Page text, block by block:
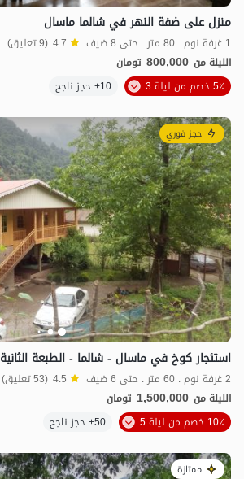
منزل على ضفة النهر في شالما ماسال
1 غرفة نوم . 80 متر . حتى 8 ضيف 4.7 (9 تعليق)
الليلة من 800,000 تومان
5٪ خصم من ليلة 3
10+ حجز ناجح
حجز فوري
استئجار كوخ في ماسال - شالما - الطبعة الثانية
2 غرفة نوم . 60 متر . حتى 6 ضيف 4.5 (53 تعليق)
الليلة من 1,500,000 تومان
10٪ خصم من ليلة 5
50+ حجز ناجح
ممتازة